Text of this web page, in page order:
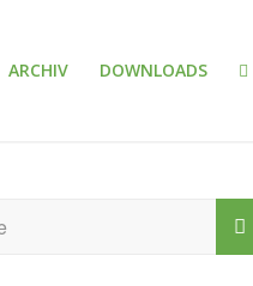
ARCHIV DOWNLOADS